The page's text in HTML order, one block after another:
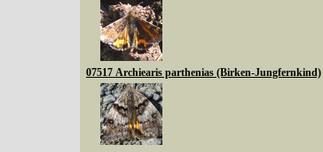
07517 Archiearis parthenias (Birken-Jungfernkind)